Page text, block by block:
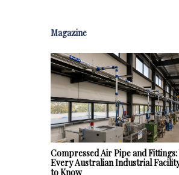
Magazine
Compressed Air Pipe and
Every Australian Industrial
to Know